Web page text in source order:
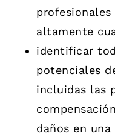
altamente
identificar
potenciales
incluidas las
daños en